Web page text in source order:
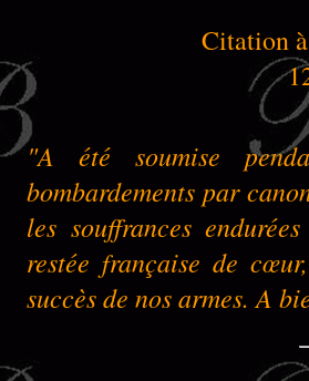
Citation
"A été soumise
bombardements par
les souffrances
restée française de
succès de nos armes. A